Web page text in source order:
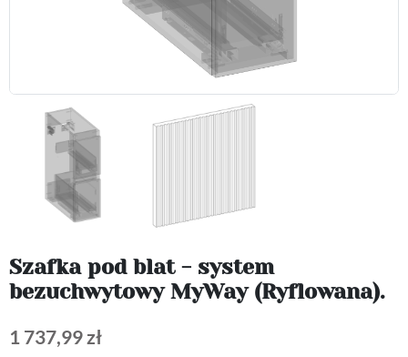
Szafka pod blat - system
bezuchwytowy MyWay (Ryflowana).
1 737,99 zł